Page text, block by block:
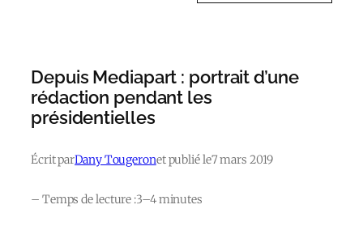
Depuis Mediapart : portrait d’une
rédaction pendant les
présidentielles
Écrit parDany Tougeronet publié le7 mars 2019
– Temps de lecture :3–4 minutes